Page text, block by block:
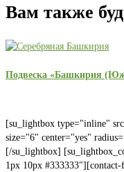
Вам также
Подвеска «Башкирия
[su_lightbox type="inline"
size="6" center="yes"
[/su_lightbox]
1px 10px